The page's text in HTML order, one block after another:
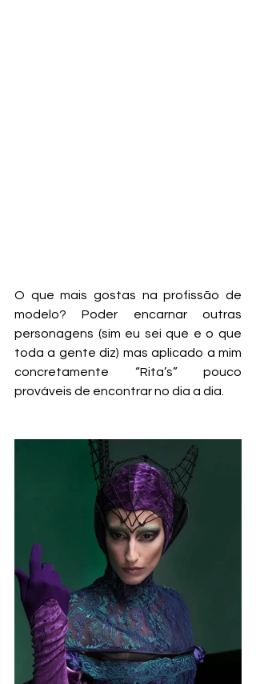
O que mais gostas na profissão de
modelo? Poder encarnar outras
personagens (sim eu sei que e o que
toda a gente diz) mas aplicado a mim
concretamente “Rita’s” pouco
prováveis de encontrar no dia a dia.